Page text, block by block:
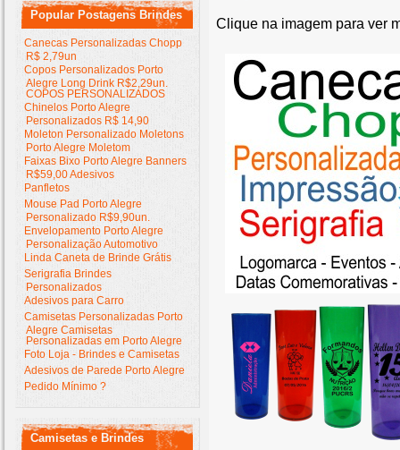
Popular Postagens Brindes
Canecas Personalizadas Chopp
R$ 2,79un
Copos Personalizados Porto
Alegre Long Drink R$2,29un.
COPOS PERSONALIZADOS
Chinelos Porto Alegre
Personalizados R$ 14,90
Moleton Personalizado Moletons
Porto Alegre Moletom
Faixas Bixo Porto Alegre Banners
R$59,00 Adesivos
Panfletos
Mouse Pad Porto Alegre
Personalizado R$9,90un.
Envelopamento Porto Alegre
Personalização Automotivo
Linda Caneta de Brinde Grátis
Serigrafia Brindes
Personalizados
Adesivos para Carro
Camisetas Personalizadas Porto
Alegre Camisetas
Personalizadas em Porto Alegre
Foto Loja - Brindes e Camisetas
Adesivos de Parede Porto Alegre
Pedido Mínimo ?
Camisetas e Brindes
Clique na imagem para ver